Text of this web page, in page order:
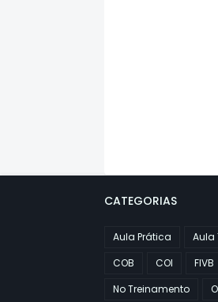
CATEGORIAS
Aula Prática Aula
COB
COI FIVB
No Treinamento